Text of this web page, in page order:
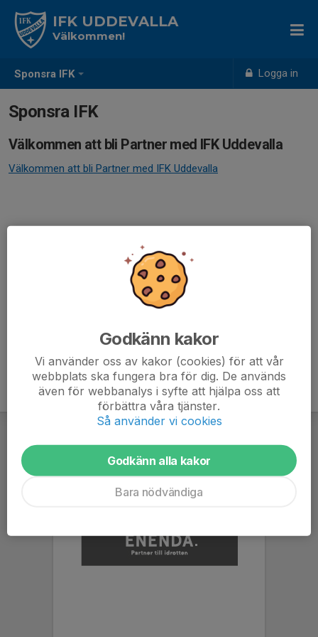
Sponsra IFK Logga in
IFK UDDEVALLA
Välkommen!
Sponsra IFK
Välkommen att bli Partner med IFK Uddevalla
Välkommen att bli Partner med IFK Uddevalla
Godkänn kakor
Vi använder oss av kakor (cookies) för att vår
webbplats ska fungera bra för dig. De används
även för webbanalys i syfte att hjälpa oss att
förbättra våra tjänster.
Så använder vi cookies
Godkänn alla kakor
Bara nödvändiga